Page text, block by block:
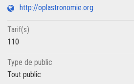
http://oplastronomie.org
Tarif(s)
110
Type de public
Tout public